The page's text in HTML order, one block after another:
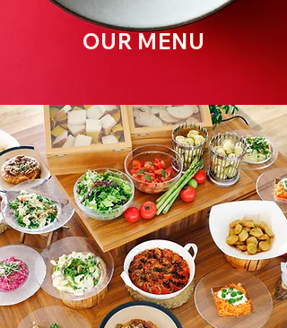
OUR MENU